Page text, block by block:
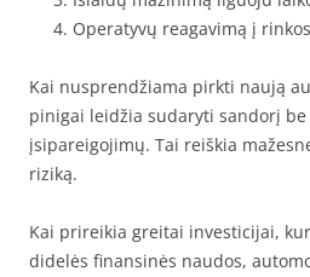
Operatyvų reagavimą į
Kai nusprendžiama pirkti naują
pinigai leidžia sudaryti sandorį
įsipareigojimų. Tai reiškia
riziką.
Kai prireikia greitai investicijai,
didelės finansinės naudos,